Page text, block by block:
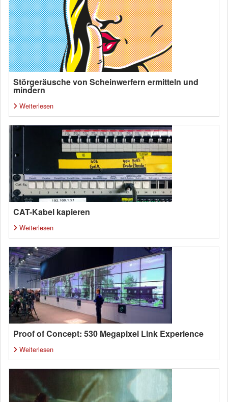
Störgeräusche von Scheinwerfern ermitteln und
mindern
Weiterlesen
CAT-Kabel kapieren
Weiterlesen
Proof of Concept: 530 Megapixel Link Experience
Weiterlesen